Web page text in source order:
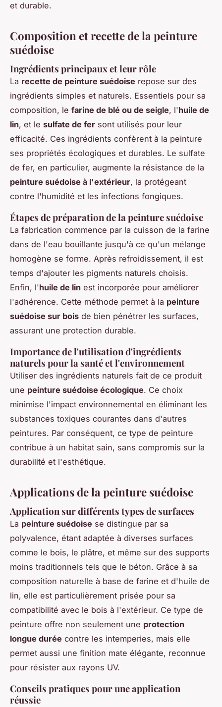
et durable.
Composition et recette de la peinture
suédoise
Ingrédients principaux et leur rôle
La recette de peinture suédoise repose sur des
ingrédients simples et naturels. Essentiels pour sa
composition, le farine de blé ou de seigle, l'huile de
lin, et le sulfate de fer sont utilisés pour leur
efficacité. Ces ingrédients confèrent à la peinture
ses propriétés écologiques et durables. Le sulfate
de fer, en particulier, augmente la résistance de la
peinture suédoise à l'extérieur, la protégeant
contre l'humidité et les infections fongiques.
Étapes de préparation de la peinture suédoise
La fabrication commence par la cuisson de la farine
dans de l'eau bouillante jusqu'à ce qu'un mélange
homogène se forme. Après refroidissement, il est
temps d'ajouter les pigments naturels choisis.
Enfin, l'huile de lin est incorporée pour améliorer
l'adhérence. Cette méthode permet à la peinture
suédoise sur bois de bien pénétrer les surfaces,
assurant une protection durable.
Importance de l'utilisation d'ingrédients
naturels pour la santé et l'environnement
Utiliser des ingrédients naturels fait de ce produit
une peinture suédoise écologique. Ce choix
minimise l'impact environnemental en éliminant les
substances toxiques courantes dans d'autres
peintures. Par conséquent, ce type de peinture
contribue à un habitat sain, sans compromis sur la
durabilité et l'esthétique.
Applications de la peinture suédoise
Application sur différents types de surfaces
La peinture suédoise se distingue par sa
polyvalence, étant adaptée à diverses surfaces
comme le bois, le plâtre, et même sur des supports
moins traditionnels tels que le béton. Grâce à sa
composition naturelle à base de farine et d'huile de
lin, elle est particulièrement prisée pour sa
compatibilité avec le bois à l'extérieur. Ce type de
peinture offre non seulement une protection
longue durée contre les intemperies, mais elle
permet aussi une finition mate élégante, reconnue
pour résister aux rayons UV.
Conseils pratiques pour une application
réussie